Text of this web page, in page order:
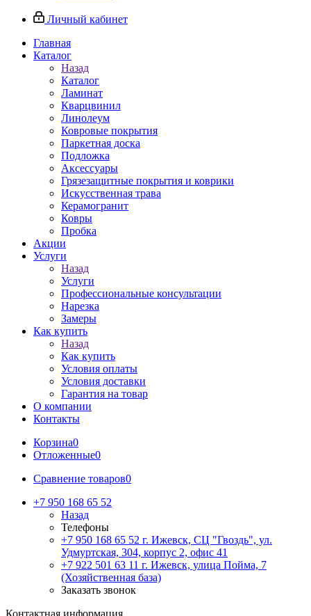
Личный кабинет
Главная
Каталог
Назад
Каталог
Ламинат
Кварцвинил
Линолеум
Ковровые покрытия
Паркетная доска
Подложка
Аксессуары
Грязезащитные покрытия и коврики
Искусственная трава
Керамогранит
Ковры
Пробка
Акции
Услуги
Назад
Услуги
Профессиональные консультации
Нарезка
Замеры
Как купить
Назад
Как купить
Условия оплаты
Условия доставки
Гарантия на товар
О компании
Контакты
Корзина0
Отложенные0
Сравнение товаров0
+7 950 168 65 52
Назад
Телефоны
+7 950 168 65 52 г. Ижевск, СЦ "Гвоздь", ул.
Удмуртская, 304, корпус 2, офис 41
+7 922 501 63 11 г. Ижевск, улица Пойма, 7
(Хозяйственная база)
Заказать звонок
Контактная информация